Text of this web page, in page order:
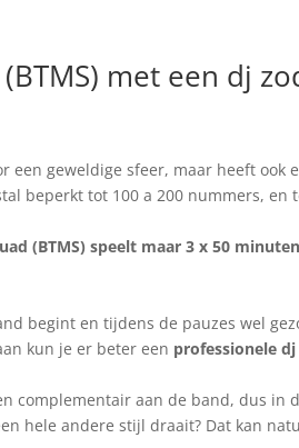
met een dj
een geweldige sfeer, maar heeft ook
beperkt tot 100 a 200 nummers, en
(BTMS) speelt maar 3 x 50
begint en tijdens de pauzes wel
kun je er beter een professionele
complementair aan de band, dus
hele andere stijl draait? Dat kan